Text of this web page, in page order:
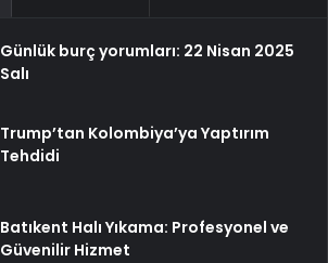
Günlük burç yorumları: 22 Nisan 2025
Salı
Trump’tan Kolombiya’ya Yaptırım
Tehdidi
Batıkent Halı Yıkama: Profesyonel ve
Güvenilir Hizmet